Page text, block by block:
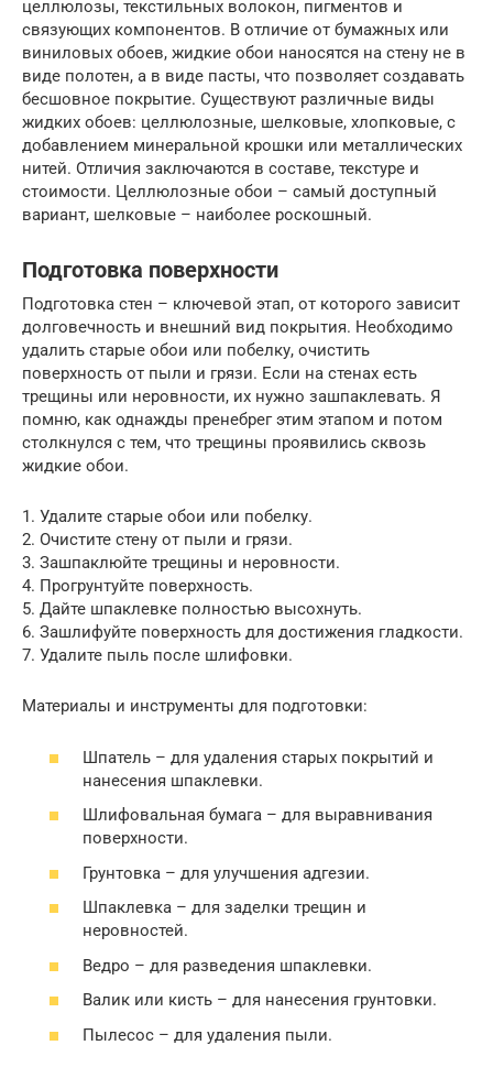
целлюлозы, текстильных волокон, пигментов и
связующих компонентов. В отличие от бумажных или
виниловых обоев, жидкие обои наносятся на стену не в
виде полотен, а в виде пасты, что позволяет создавать
бесшовное покрытие. Существуют различные виды
жидких обоев: целлюлозные, шелковые, хлопковые, с
добавлением минеральной крошки или металлических
нитей. Отличия заключаются в составе, текстуре и
стоимости. Целлюлозные обои – самый доступный
вариант, шелковые – наиболее роскошный.
Подготовка поверхности
Подготовка стен – ключевой этап, от которого зависит
долговечность и внешний вид покрытия. Необходимо
удалить старые обои или побелку, очистить
поверхность от пыли и грязи. Если на стенах есть
трещины или неровности, их нужно зашпаклевать. Я
помню, как однажды пренебрег этим этапом и потом
столкнулся с тем, что трещины проявились сквозь
жидкие обои.
1. Удалите старые обои или побелку.
2. Очистите стену от пыли и грязи.
3. Зашпаклюйте трещины и неровности.
4. Прогрунтуйте поверхность.
5. Дайте шпаклевке полностью высохнуть.
6. Зашлифуйте поверхность для достижения гладкости.
7. Удалите пыль после шлифовки.
Материалы и инструменты для подготовки:
Шпатель – для удаления старых покрытий и
нанесения шпаклевки.
Шлифовальная бумага – для выравнивания
поверхности.
Грунтовка – для улучшения адгезии.
Шпаклевка – для заделки трещин и
неровностей.
Ведро – для разведения шпаклевки.
Валик или кисть – для нанесения грунтовки.
Пылесос – для удаления пыли.